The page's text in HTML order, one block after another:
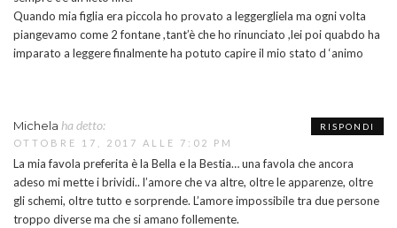
Quando mia figlia era piccola ho provato a leggergliela ma ogni volta
piangevamo come 2 fontane ,tant’è che ho rinunciato ,lei poi quabdo ha
imparato a leggere finalmente ha potuto capire il mio stato d ‘animo
Michela ha detto:
OTTOBRE 17, 2017 ALLE 7:02 PM
La mia favola preferita è la Bella e la Bestia… una favola che ancora
adeso mi mette i brividi.. l’amore che va altre, oltre le apparenze, oltre
gli schemi, oltre tutto e sorprende. L’amore impossibile tra due persone
troppo diverse ma che si amano follemente.
RISPONDI